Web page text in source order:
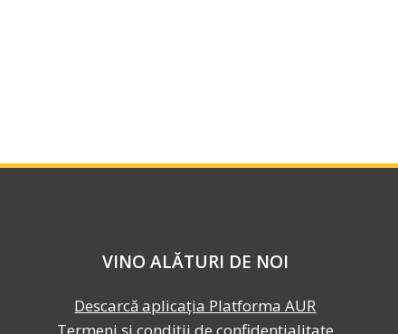
VINO ALĂTURI DE NOI
Descarcă aplicația Platforma AUR